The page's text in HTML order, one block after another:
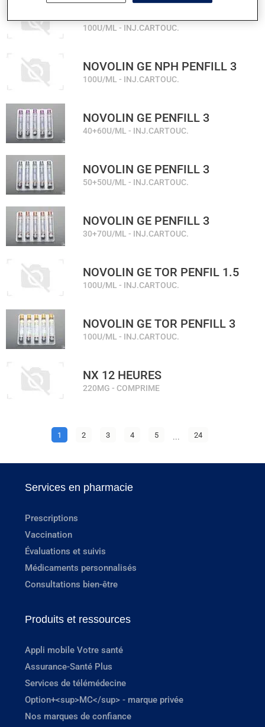
100U/ML - INJ.CARTOUC.
NOVOLIN GE NPH PENFILL 3
100U/ML - INJ.CARTOUC.
NOVOLIN GE PENFILL 3
40+60U/ML - INJ.CARTOUC.
NOVOLIN GE PENFILL 3
50+50U/ML - INJ.CARTOUC.
NOVOLIN GE PENFILL 3
30+70U/ML - INJ.CARTOUC.
NOVOLIN GE TOR PENFIL 1.5
100U/ML - INJ.CARTOUC.
NOVOLIN GE TOR PENFILL 3
100U/ML - INJ.CARTOUC.
NX 12 HEURES
220MG - COMPRIME
1 2 3 4 5 ... 24
Services en pharmacie
Prescriptions
Vaccination
Évaluations et suivis
Médicaments personnalisés
Consultations bien-être
Produits et ressources
Appli mobile Votre santé
Assurance-Santé Plus
Services de télémédecine
Option+<sup>MC</sup> - marque privée
Nos marques de confiance